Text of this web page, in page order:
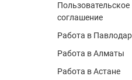
Пользовательское
соглашение
Работа в
Работа в Алматы
Работа в Астане